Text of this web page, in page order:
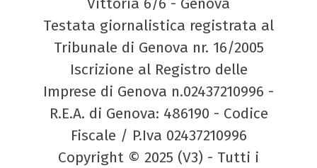
Vittoria 6/6 - Genova
Testata giornalistica registrata al
Tribunale di Genova nr. 16/2005
Iscrizione al Registro delle
Imprese di Genova n.02437210996 -
R.E.A. di Genova: 486190 - Codice
Fiscale / P.Iva 02437210996
Copyright © 2025 (V3) - Tutti i